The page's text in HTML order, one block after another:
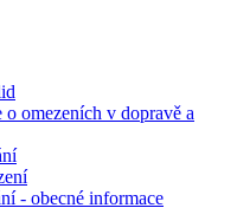
omezeních v dopravě a
- obecné informace